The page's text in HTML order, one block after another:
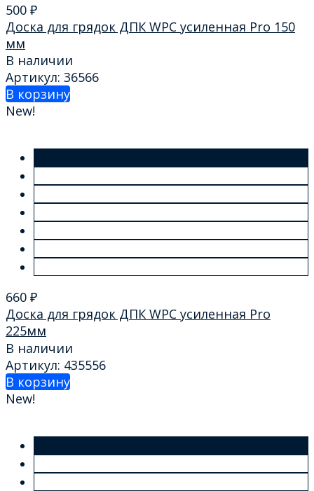
500 ₽
Доска для грядок ДПК WPC усиленная Pro 150
мм
В наличии
Артикул: 36566
В корзину
New!
660 ₽
Доска для грядок ДПК WPC усиленная Pro
225мм
В наличии
Артикул: 435556
В корзину
New!